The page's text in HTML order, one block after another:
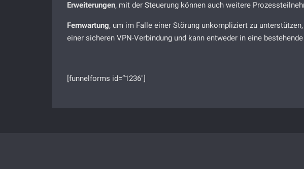
Erweiterungen, mit der Steuerung können auch weitere
Fernwartung, um im Falle einer Störung unkompliziert zu
einer sicheren VPN-Verbindung und kann entweder in eine
[funnelforms id=“1236″]